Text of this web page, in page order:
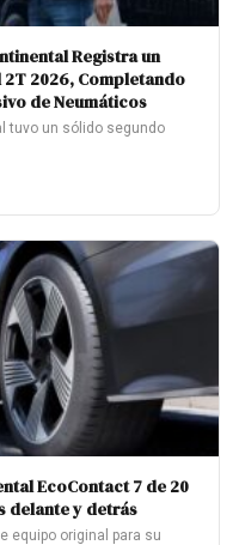
Registra un
2T 2026, Completando
de Neumáticos
tuvo un sólido segundo
EcoContact 7 de 20
delante y detrás
equipo original para su